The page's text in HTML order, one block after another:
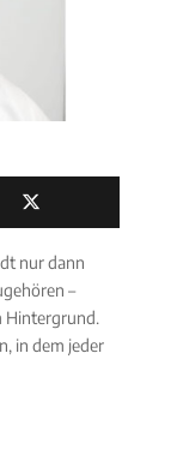
nur dann
–
Hintergrund.
in dem jeder